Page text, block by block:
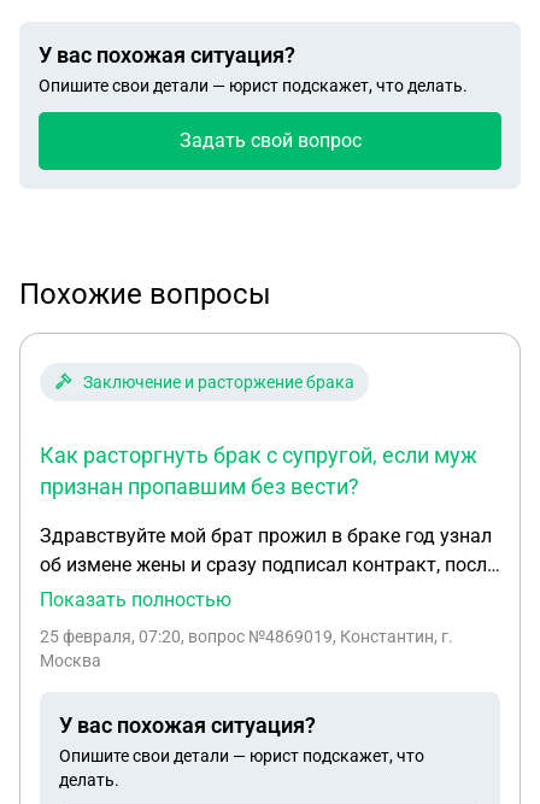
У вас похожая ситуация?
Опишите свои детали — юрист подскажет, что делать.
Задать свой вопрос
Похожие вопросы
Заключение и расторжение брака
Как расторгнуть брак с супругой, если муж
признан пропавшим без вести?
Здравствуйте мой брат прожил в браке год узнал
об измене жены и сразу подписал контракт, после
ухода на сво его жена сразу начала жить с другим
вымогала деньги за развод. Щас числится
Показать полностью
25 февраля, 07:20, вопрос №4869019, Константин, г.
Москва
У вас похожая ситуация?
Опишите свои детали — юрист подскажет, что
делать.